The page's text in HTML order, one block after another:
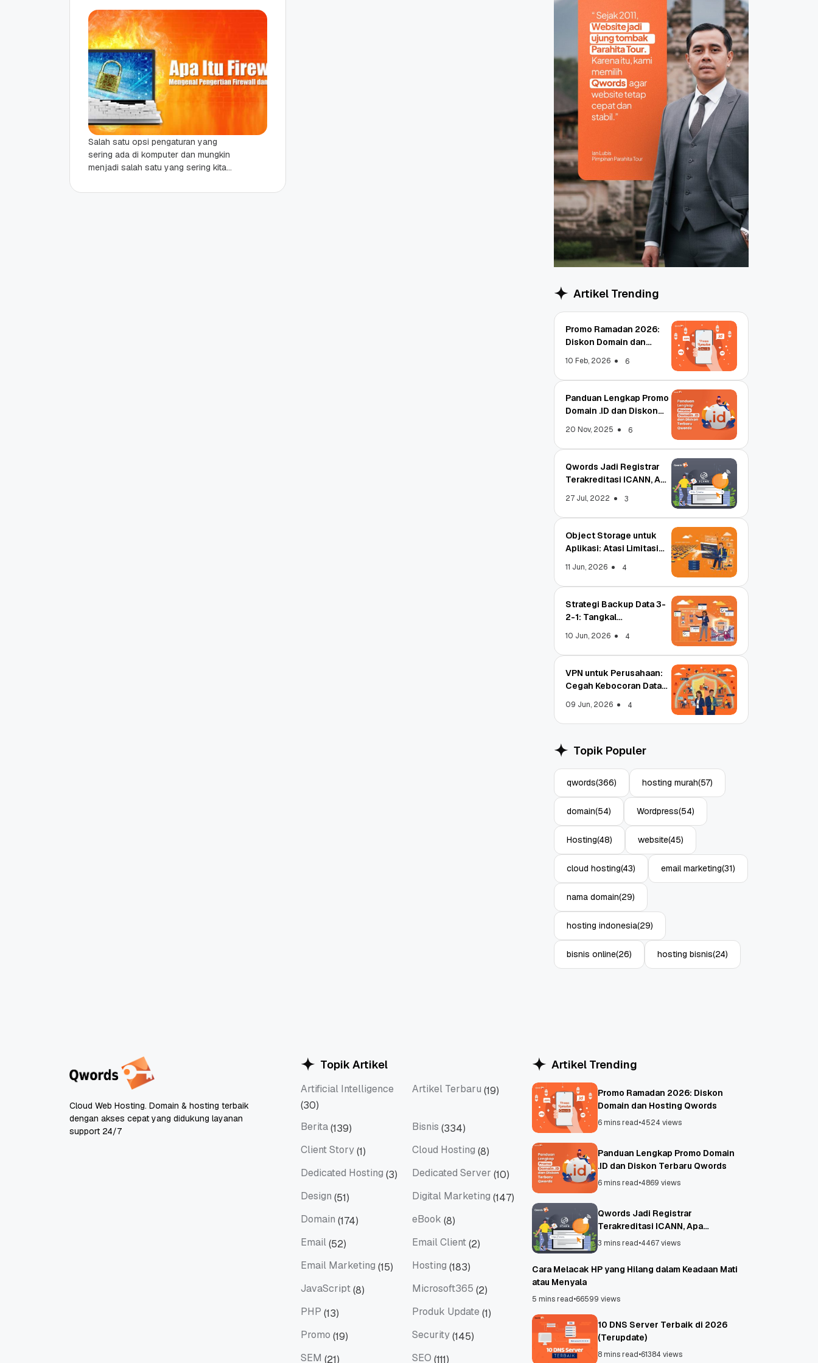
Terakreditasi ICANN, Apa
11 Jun, 2026 4
Salah satu opsi pengaturan yang
sering ada di komputer dan mungkin
menjadi salah satu yang sering kita
sebenarnya apa itu Firewall?...
Artikel Trending
Promo Ramadan 2026:
Diskon Domain dan
10 Feb, 2026 6
Panduan Lengkap Promo
Domain .ID dan Diskon
20 Nov, 2025 6
Qwords Jadi Registrar
Terakreditasi ICANN, Apa
27 Jul, 2022 3
Object Storage untuk
Aplikasi: Atasi Limitasi
11 Jun, 2026 4
Strategi Backup Data 3-
2-1: Tangkal
10 Jun, 2026 4
VPN untuk Perusahaan:
Cegah Kebocoran Data
09 Jun, 2026 4
Topik Populer
qwords(366) hosting murah(57)
domain(54) Wordpress(54)
Hosting(48) website(45)
cloud hosting(43) email marketing(31)
nama domain(29)
hosting indonesia(29)
bisnis online(26) hosting bisnis(24)
Cloud Web Hosting. Domain & hosting terbaik
dengan akses cepat yang didukung layanan
support 24/7
Topik Artikel
Artificial Intelligence
Artificial Intelligence
(30)
Artikel Terbaru (19)
Berita(139) Bisnis (334)
Client Story(1) Cloud Hosting (8)
Dedicated Hosting (3) Dedicated Server (10)
Design (51) Digital Marketing (147)
Domain (174) eBook (8)
Email(52) Email Client(2)
Email Marketing (15) Hosting (183)
JavaScript(8) Microsoft365 (2)
PHP (13) Produk Update (1)
Promo (19) Security(145)
SEM (21) SEO (111)
Artikel Trending
Promo Ramadan 2026: Diskon
Domain dan Hosting Qwords
6 mins read•4524 views
Panduan Lengkap Promo Domain
.ID dan Diskon Terbaru Qwords
6 mins read•4869 views
Qwords Jadi Registrar
Terakreditasi ICANN, Apa
Untungnya?
3 mins read•4467 views
Cara Melacak HP yang Hilang dalam Keadaan Mati
atau Menyala
5 mins read•66599 views
10 DNS Server Terbaik di 2026
(Terupdate)
8 mins read•61384 views